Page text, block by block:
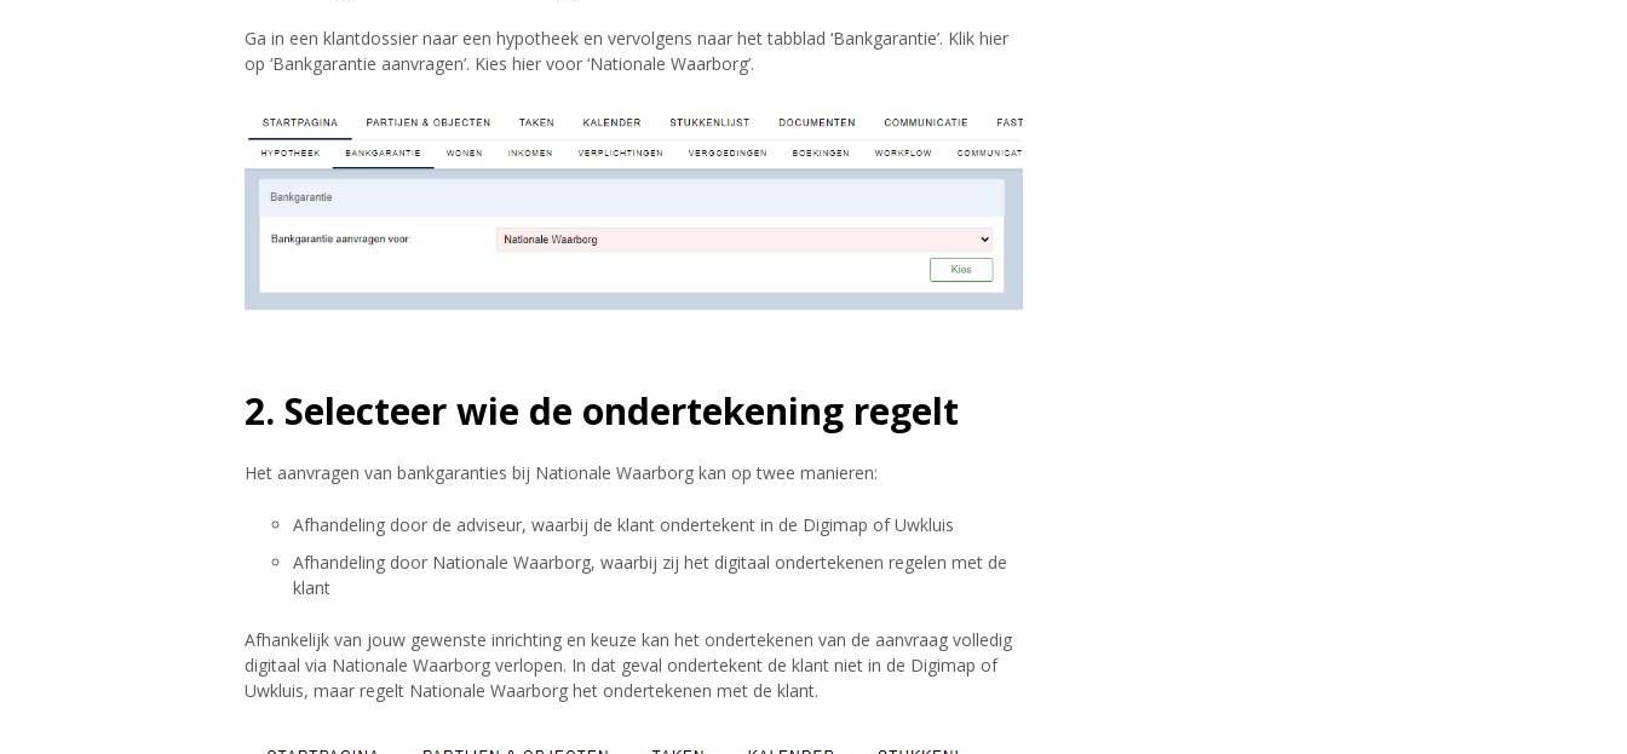
Ga in een klantdossier naar een hypotheek en vervolgens naar het tabblad ‘Bankgarantie’. Klik hier
op ‘Bankgarantie aanvragen’. Kies hier voor ‘Nationale Waarborg’.
2. Selecteer wie de ondertekening regelt
Het aanvragen van bankgaranties bij Nationale Waarborg kan op twee manieren:
Afhandeling door de adviseur, waarbij de klant ondertekent in de Digimap of Uwkluis
Afhandeling door Nationale Waarborg, waarbij zij het digitaal ondertekenen regelen met de
klant
Afhankelijk van jouw gewenste inrichting en keuze kan het ondertekenen van de aanvraag volledig
digitaal via Nationale Waarborg verlopen. In dat geval ondertekent de klant niet in de Digimap of
Uwkluis, maar regelt Nationale Waarborg het ondertekenen met de klant.